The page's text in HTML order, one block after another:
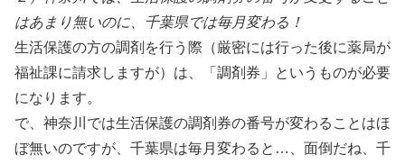
はあまり無いのに、千葉県では毎月変わる！
生活保護の方の調剤を行う際（厳密には行った後に薬局が
福祉課に請求しますが）は、「調剤券」というものが必要
になります。
で、神奈川では生活保護の調剤券の番号が変わることはほ
ぼ無いのですが、千葉県は毎月変わると…、面倒だね、千